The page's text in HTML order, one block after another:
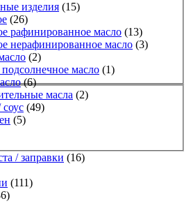
изделия (15)
(26)
рафинированное масло (13)
нерафинированное масло (3)
(2)
масло (1)
(6)
масла (2)
(49)
(5)
/ заправки (16)
(111)